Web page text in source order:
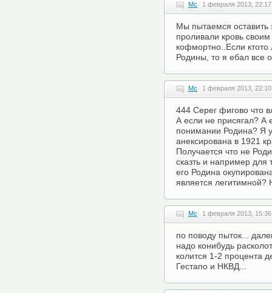
Mc 1 февраля 2013, 22:17
Мы пытаемся
проливали кровь
кофмортно..Если ктото
Родины, то я ебал все
Mc 1 февраля 2013, 22:10
444 Серег фигово что
А если не присягал? А
понимании Родина? Я
анексирована в 1921
Получается что не
сказть и например для
его Родина
является легитимной?
Mc 1 февраля 2013, 15:36
по поводу пыток...
надо конибудь
колится 1-2 процента
Гестапо и НКВД...